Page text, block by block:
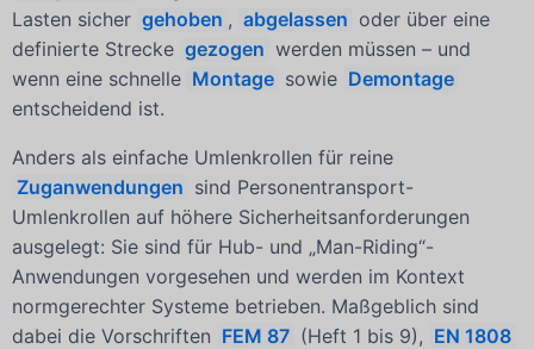
Lasten sicher gehoben , abgelassen oder über eine
definierte Strecke gezogen werden müssen – und
wenn eine schnelle Montage sowie Demontage
entscheidend ist.
Anders als einfache Umlenkrollen für reine
Zuganwendungen sind Personentransport-
Umlenkrollen auf höhere Sicherheitsanforderungen
ausgelegt: Sie sind für Hub- und „Man-Riding“-
Anwendungen vorgesehen und werden im Kontext
normgerechter Systeme betrieben. Maßgeblich sind
dabei die Vorschriften FEM 87 (Heft 1 bis 9), EN 1808